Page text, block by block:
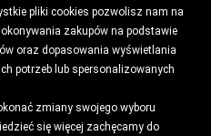
pliki cookies pozwolisz nam na
zakupów na podstawie
oraz dopasowania wyświetlania
potrzeb lub spersonalizowanych
zmiany swojego wyboru
się więcej zachęcamy do